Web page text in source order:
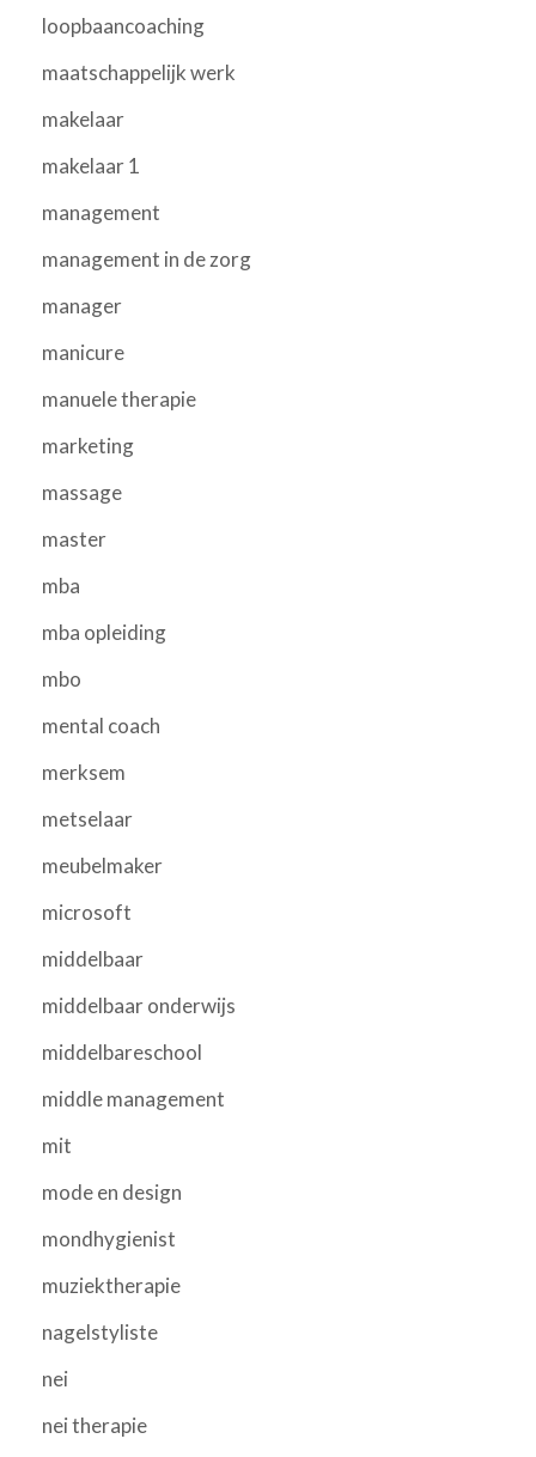
loopbaancoaching
maatschappelijk werk
makelaar
makelaar 1
management
management in de zorg
manager
manicure
manuele therapie
marketing
massage
master
mba
mba opleiding
mbo
mental coach
merksem
metselaar
meubelmaker
microsoft
middelbaar
middelbaar onderwijs
middelbareschool
middle management
mit
mode en design
mondhygienist
muziektherapie
nagelstyliste
nei
nei therapie